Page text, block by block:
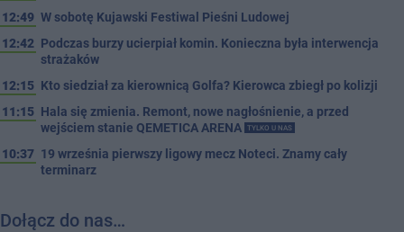
12:49 W sobotę Kujawski Festiwal Pieśni Ludowej
12:42 Podczas burzy ucierpiał komin. Konieczna była interwencja
strażaków
12:15 Kto siedział za kierownicą Golfa? Kierowca zbiegł po kolizji
11:15 Hala się zmienia. Remont, nowe nagłośnienie, a przed
wejściem stanie QEMETICA ARENA
TYLKO U NAS
10:37 19 września pierwszy ligowy mecz Noteci. Znamy cały
terminarz
Dołącz do nas…